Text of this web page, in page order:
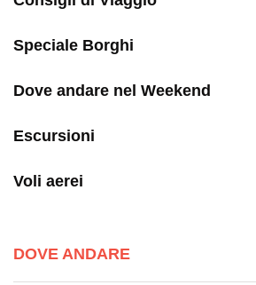
Speciale Borghi
Dove andare nel Weekend
Escursioni
Voli aerei
DOVE ANDARE